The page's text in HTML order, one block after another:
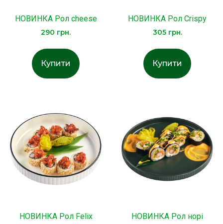
НОВИНКА Рол cheese
290 грн.
Купити
НОВИНКА Рол Crispy
305 грн.
Купити
НОВИНКА Рол Felix НОВИНКА Рол норі